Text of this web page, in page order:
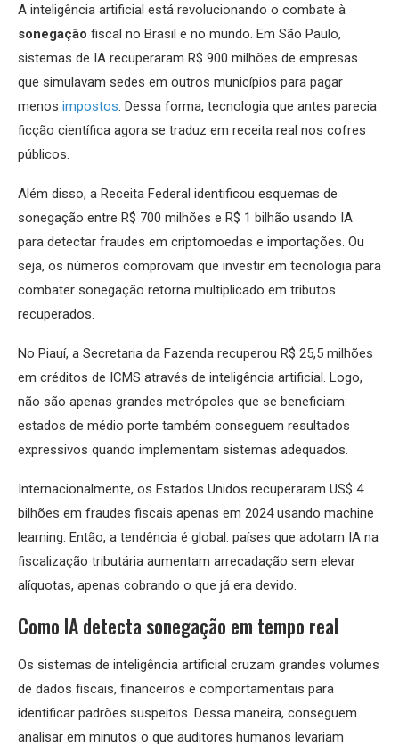
A inteligência artificial está revolucionando o combate à
sonegação fiscal no Brasil e no mundo. Em São Paulo,
sistemas de IA recuperaram R$ 900 milhões de empresas
que simulavam sedes em outros municípios para pagar
menos impostos. Dessa forma, tecnologia que antes parecia
ficção científica agora se traduz em receita real nos cofres
públicos.
Além disso, a Receita Federal identificou esquemas de
sonegação entre R$ 700 milhões e R$ 1 bilhão usando IA
para detectar fraudes em criptomoedas e importações. Ou
seja, os números comprovam que investir em tecnologia para
combater sonegação retorna multiplicado em tributos
recuperados.
No Piauí, a Secretaria da Fazenda recuperou R$ 25,5 milhões
em créditos de ICMS através de inteligência artificial. Logo,
não são apenas grandes metrópoles que se beneficiam:
estados de médio porte também conseguem resultados
expressivos quando implementam sistemas adequados.
Internacionalmente, os Estados Unidos recuperaram US$ 4
bilhões em fraudes fiscais apenas em 2024 usando machine
learning. Então, a tendência é global: países que adotam IA na
fiscalização tributária aumentam arrecadação sem elevar
alíquotas, apenas cobrando o que já era devido.
Como IA detecta sonegação em tempo real
Os sistemas de inteligência artificial cruzam grandes volumes
de dados fiscais, financeiros e comportamentais para
identificar padrões suspeitos. Dessa maneira, conseguem
analisar em minutos o que auditores humanos levariam